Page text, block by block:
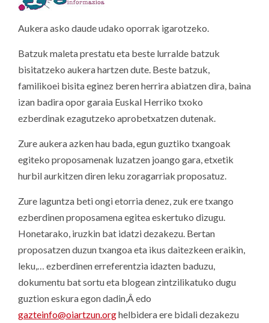
Aukera asko daude udako oporrak igarotzeko.
Batzuk maleta prestatu eta beste lurralde batzuk
bisitatzeko aukera hartzen dute. Beste batzuk,
familikoei bisita eginez beren herrira abiatzen dira, baina
izan badira opor garaia Euskal Herriko txoko
ezberdinak ezagutzeko aprobetxatzen dutenak.
Zure aukera azken hau bada, egun guztiko txangoak
egiteko proposamenak luzatzen joango gara, etxetik
hurbil aurkitzen diren leku zoragarriak proposatuz.
Zure laguntza beti ongi etorria denez, zuk ere txango
ezberdinen proposamena egitea eskertuko dizugu.
Honetarako, iruzkin bat idatzi dezakezu. Bertan
proposatzen duzun txangoa eta ikus daitezkeen eraikin,
leku,… ezberdinen erreferentzia idazten baduzu,
dokumentu bat sortu eta blogean zintzilikatuko dugu
guztion eskura egon dadin,Â edo
gazteinfo@oiartzun.orghelbidera ere bidali dezakezu